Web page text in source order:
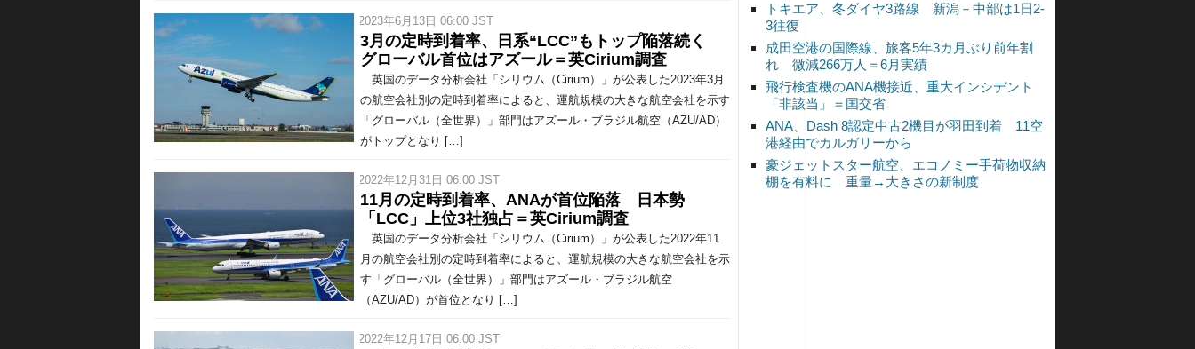
トキエア、冬ダイヤ3路線 新潟－中部は1日2-
3往復
成田空港の国際線、旅客5年3カ月ぶり前年割
れ 微減266万人＝6月実績
飛行検査機のANA機接近、重大インシデント
「非該当」＝国交省
ANA、Dash 8認定中古2機目が羽田到着 11空
港経由でカルガリーから
豪ジェットスター航空、エコノミー手荷物収納
棚を有料に 重量→大きさの新制度
/ 2023年6月13日 06:00 JST
3月の定時到着率、日系“LCC”もトップ陥落続く
グローバル首位はアズール＝英Cirium調査
英国のデータ分析会社「シリウム（Cirium）」が公表した2023年3月
の航空会社別の定時到着率によると、運航規模の大きな航空会社を示す
「グローバル（全世界）」部門はアズール・ブラジル航空（AZU/AD）
がトップとなり […]
/ 2022年12月31日 06:00 JST
11月の定時到着率、ANAが首位陥落 日本勢
「LCC」上位3社独占＝英Cirium調査
英国のデータ分析会社「シリウム（Cirium）」が公表した2022年11
月の航空会社別の定時到着率によると、運航規模の大きな航空会社を示
す「グローバル（全世界）」部門はアズール・ブラジル航空
（AZU/AD）が首位となり […]
/ 2022年12月17日 06:00 JST